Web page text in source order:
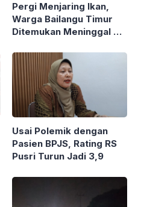
Pergi Menjaring Ikan,
Warga Bailangu Timur
Ditemukan Meninggal di
Usai Polemik dengan
Pasien BPJS, Rating RS
Pusri Turun Jadi 3,9